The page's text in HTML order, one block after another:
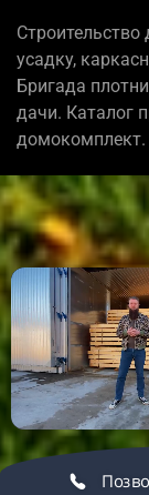
усадку,
Бригада
дачи. Каталог
домокомплект.